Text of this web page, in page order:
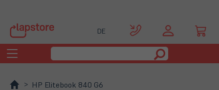
DE
Toggle
navigation
HP Elitebook 840 G6